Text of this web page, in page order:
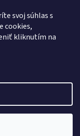
svoj súhlas s
cookies,
kliknutím na
vyhradené.Upraviť